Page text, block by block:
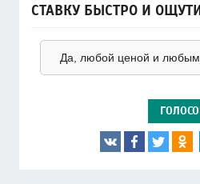
СТАВКУ БЫСТРО И